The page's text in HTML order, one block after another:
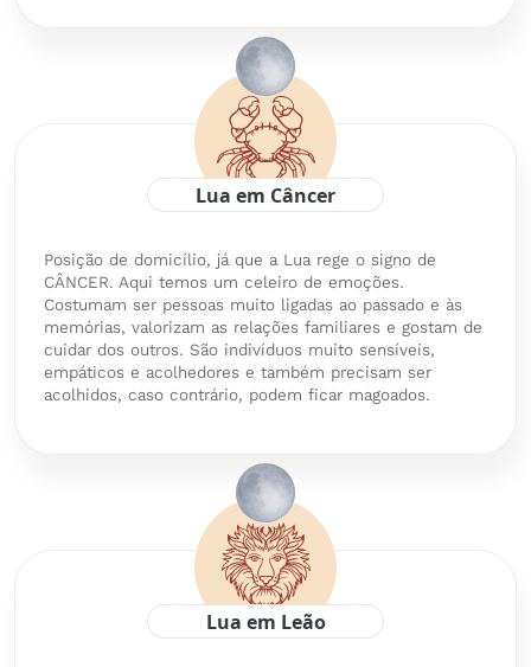
Lua em Câncer
Posição de domicílio, já que a Lua rege o signo de
CÂNCER. Aqui temos um celeiro de emoções.
Costumam ser pessoas muito ligadas ao passado e às
memórias, valorizam as relações familiares e gostam de
cuidar dos outros. São indivíduos muito sensíveis,
empáticos e acolhedores e também precisam ser
acolhidos, caso contrário, podem ficar magoados.
Lua em Leão